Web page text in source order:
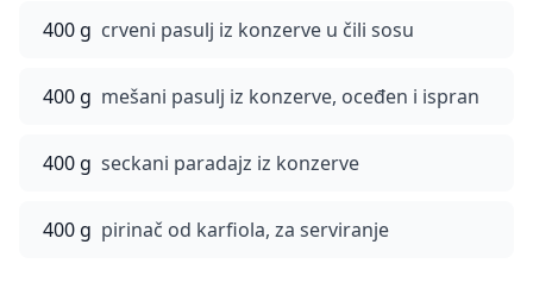
400 g crveni pasulj iz konzerve u čili sosu
400 g mešani pasulj iz konzerve, oceđen i ispran
400 g seckani paradajz iz konzerve
400 g pirinač od karfiola, za serviranje